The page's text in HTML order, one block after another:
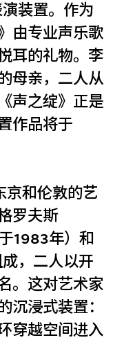
装置。作为
由专业声乐歌
耳的礼物。李
母亲，二人从
声之绽》正是
作品将于
京和伦敦的艺
罗夫斯
1983年）和
，二人以开
。这对艺术家
沉浸式装置：
穿越空间进入